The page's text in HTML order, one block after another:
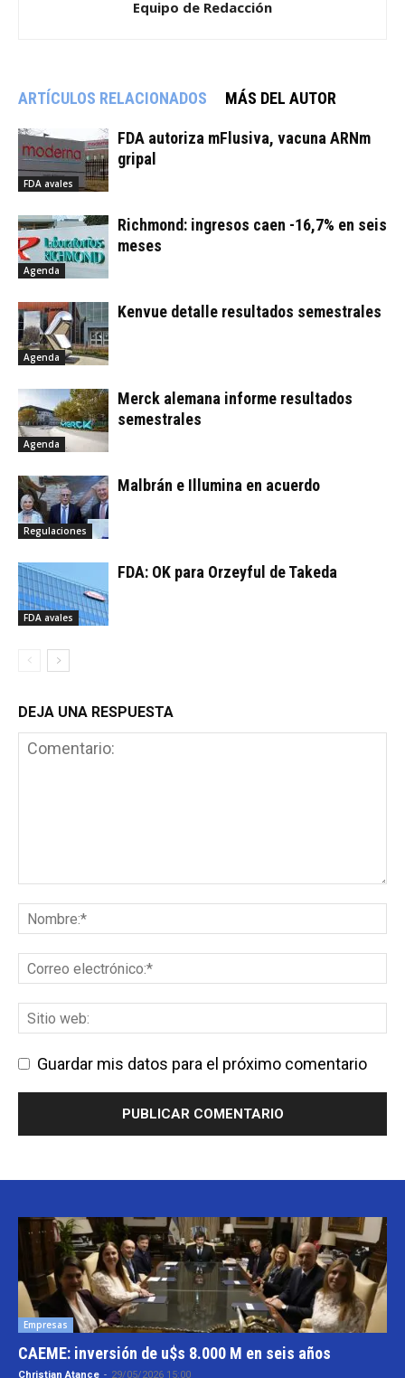
Equipo de Redacción
ARTÍCULOS RELACIONADOS MÁS DEL AUTOR
FDA avales
FDA autoriza mFlusiva, vacuna ARNm
gripal
Agenda
Richmond: ingresos caen -16,7% en seis
meses
Agenda
Kenvue detalle resultados semestrales
Agenda
Merck alemana informe resultados
semestrales
Regulaciones
Malbrán e Illumina en acuerdo
FDA avales
FDA: OK para Orzeyful de Takeda
DEJA UNA RESPUESTA
Guardar mis datos para el próximo comentario
Empresas
CAEME: inversión de u$s 8.000 M en seis años
Christian Atance - 29/05/2026 15:00